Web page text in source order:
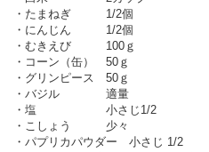
・たまねぎ 1/2個
・にんじん 1/2個
・むきえび 100ｇ
・コーン（缶） 50ｇ
・グリンピース 50ｇ
・バジル 適量
・塩 小さじ1/2
・こしょう 少々
・パプリカパウダー 小さじ 1/2